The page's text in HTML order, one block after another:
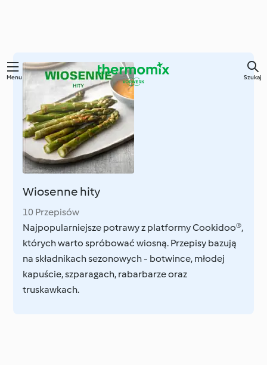
Przejdź
głównej
Menu Szukaj
Wiosenne hity
10 Przepisów
Najpopularniejsze potrawy z platformy Cookidoo®,
których warto spróbować wiosną. Przepisy bazują
na składnikach sezonowych - botwince, młodej
kapuście, szparagach, rabarbarze oraz
truskawkach.